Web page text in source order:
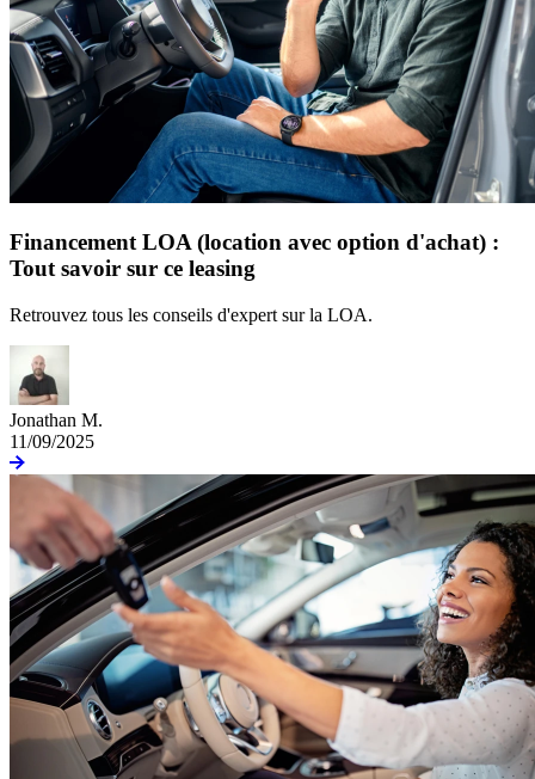
Financement LOA (location avec option d'achat) :
Tout savoir sur ce leasing
Retrouvez tous les conseils d'expert sur la LOA.
Jonathan M.
11/09/2025